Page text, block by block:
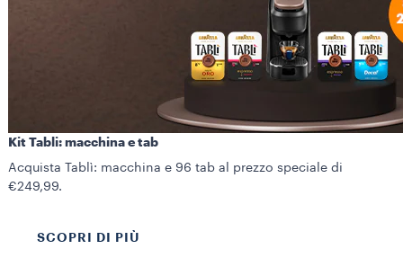
Kit Tabli: macchina e tab
Acquista Tablì: macchina e 96 tab al prezzo speciale di
€249,99.
SCOPRI DI PIÙ